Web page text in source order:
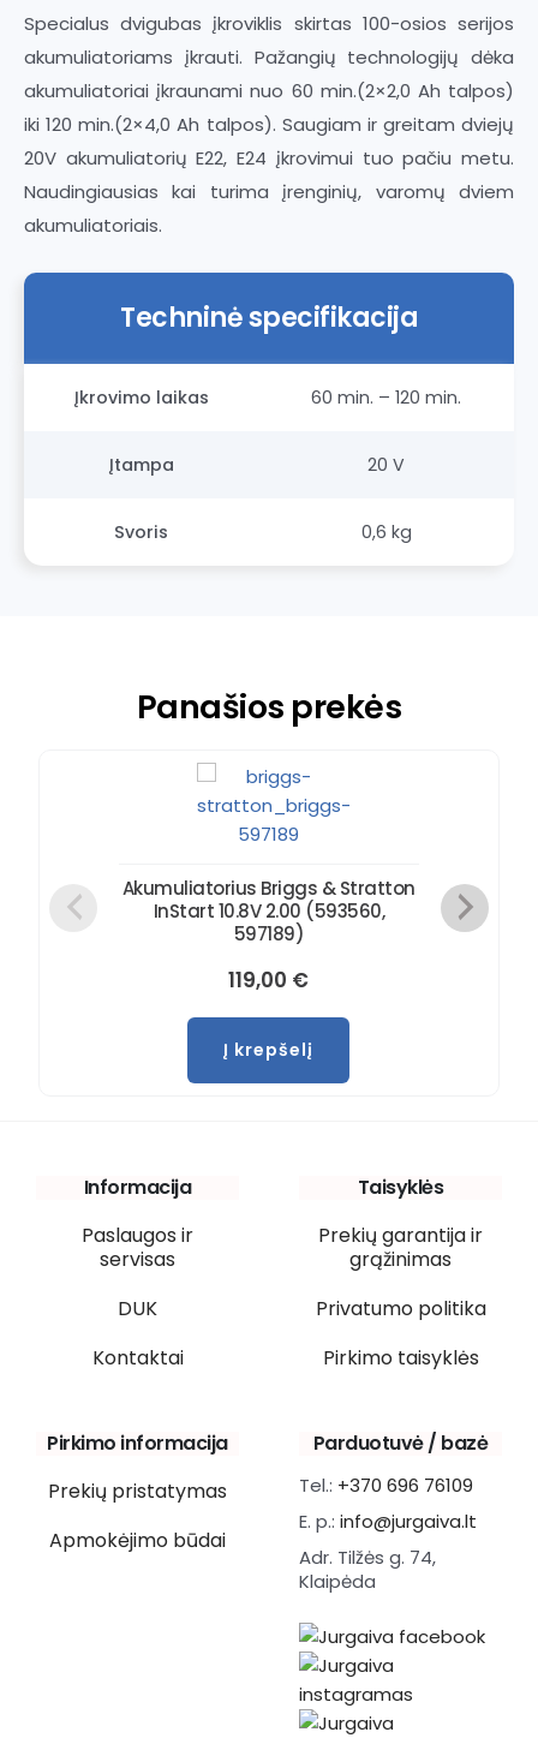
Specialus dvigubas įkroviklis skirtas 100-osios serijos
akumuliatoriams įkrauti. Pažangių technologijų dėka
akumuliatoriai įkraunami nuo 60 min.(2×2,0 Ah talpos)
iki 120 min.(2×4,0 Ah talpos). Saugiam ir greitam dviejų
20V akumuliatorių E22, E24 įkrovimui tuo pačiu metu.
Naudingiausias kai turima įrenginių, varomų dviem
akumuliatoriais.
Techninė specifikacija
Įkrovimo laikas 60 min. – 120 min.
Įtampa 20 V
Svoris 0,6 kg
Panašios prekės
Akumuliatorius Briggs & Stratton
InStart 10.8V 2.00 (593560,
597189)
119,00 €
Į krepšelį
Informacija
Paslaugos ir
servisas
DUK
Kontaktai
Taisyklės
Prekių garantija ir
grąžinimas
Privatumo politika
Pirkimo taisyklės
Pirkimo informacija
Prekių pristatymas
Apmokėjimo būdai
Parduotuvė / bazė
Tel.: +370 696 76109
E. p.: info@jurgaiva.lt
Adr. Tilžės g. 74,
Klaipėda